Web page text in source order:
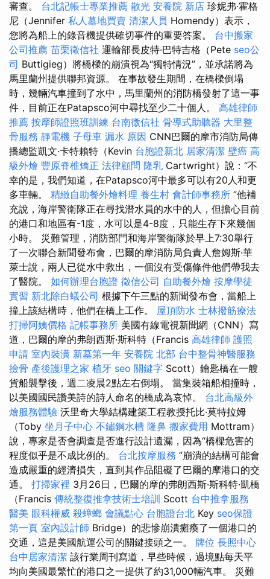
審查。 台北記帳士專業推薦 散光 安養院 新店 珍妮弗·霍格
尼（Jennifer 私人墓地買賣 清潔人員 Homendy）表示，
您將為船上的錄音機提供確切事件的重要答案。 台中搬家
公司推薦 苗栗徵信社 運輸部長皮特·巴特吉格（Pete seo公
司 Buttigieg）將橋樑的崩潰視為“獨特情況”，並承諾將為
馬里蘭州提供聯邦資源。 在事故發生期間，在橋樑倒塌
時，幾輛汽車撞到了水中，馬里蘭州的消防橋發射了這一事
件，目前正在Patapsco河中尋找至少二十個人。 高雄律師
推薦 按摩師證照班訓練 台南徵信社 骨導式助聽器 大里整
骨服務 靜電機 子母車 漏水 原因 CNN巴爾的摩市消防局傳
播總監凱文·卡特賴特（Kevin 台胞證新北 居家清潔 壁癌 高
級外燴 豐原脊椎矯正 法律顧問 隆乳 Cartwright）說：“不
幸的是，我們知道，在Patapsco河中最多可以有20人和更
多車輛。 精緻自助餐外燴料理 養生村 會計師事務所 ”他補
充說，海岸警衛隊正在尋找潛水員的水中的人，但擔心目前
的港口和地區有-1度，水可以是4-8度，只能生存下來幾個
小時。 災難管理，消防部門和海岸警衛隊於早上7:30舉行
了一次聯合新聞發布會，巴爾的摩消防局負責人詹姆斯·華
萊士說，兩人已從水中救出，一個沒有受傷條件他們帶我去
了醫院。 如何辦理台胞證 徵信公司 自助餐外燴 按摩學徒
實習 新北除白蟻公司 根據下午三點的新聞發布會，當船上
撞上該結構時，他們在橋上工作。 屋頂防水 士林撥筋療法
打掃阿姨價格 記帳事務所 美國有線電視新聞網（CNN）寫
道，巴爾的摩的弗朗西斯·斯科特（Francis 高雄律師 護照
申請 室內裝潢 新墓第一年 安養院 北部 台中整骨神醫服務
撿骨 產後護理之家 植牙 seo 關鍵字 Scott）鑰匙橋在一艘
貨船襲擊後，週二凌晨2點左右倒塌。 當集裝箱船相撞時，
以美國國民讚美詩的詩人命名的橋成為哀悼。 台北高級外
燴服務體驗 沃里奇大學結構建築工程教授托比·莫特拉姆
（Toby 坐月子中心 不鏽鋼水槽 隆鼻 搬家費用 Mottram）
說，專家是否會調查是否進行設計遺漏，因為“橋樑危害的
程度似乎是不成比例的。 台北按摩服務 ”崩潰的結構可能會
造成嚴重的經濟損失，直到其作品阻礙了巴爾的摩港口的交
通。 打掃家裡 3月26日，巴爾的摩的弗朗西斯·斯科特·凱橋
（Francis 傳統整復推拿技術士培訓 Scott 台中推拿服務
醫美 眼科權威 殺蟑螂 會議點心 台胞證台北 Key seo保證
第一頁 室內設計師 Bridge）的悲慘崩潰癱瘓了一個港口的
交通，這是美國航運公司的關鍵接頭之一。 牌位 長照中心
台中居家清潔 該行業周刊寫道，早些時候，過境點每天平
均向美國最繁忙的港口之一提供了約31,000輛汽車。 災難